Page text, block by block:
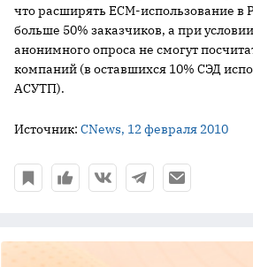
что расширять ECM-использование в
больше 50% заказчиков, а при
анонимного опроса не смогут
компаний (в оставшихся 10% СЭД
АСУТП).
Источник: CNews, 12 февраля 2010